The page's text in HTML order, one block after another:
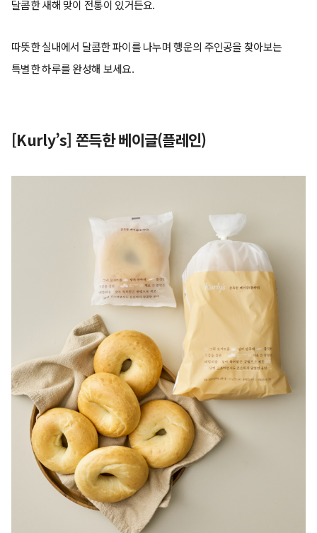
달콤한 새해 맞이 전통이 있거든요.
따뜻한 실내에서 달콤한 파이를 나누며 행운의 주인공을 찾아보는
특별한 하루를 완성해 보세요.
[Kurly’s] 쫀득한 베이글(플레인)